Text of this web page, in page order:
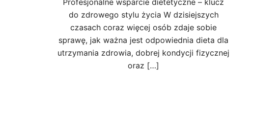
Profesjonalne wsparcie dietetyczne – klucz
do zdrowego stylu życia W dzisiejszych
czasach coraz więcej osób zdaje sobie
sprawę, jak ważna jest odpowiednia dieta dla
utrzymania zdrowia, dobrej kondycji fizycznej
oraz […]